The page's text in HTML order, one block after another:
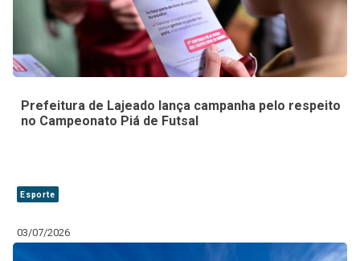
Prefeitura de Lajeado lança campanha pelo respeito
no Campeonato Piá de Futsal
Esporte
03/07/2026